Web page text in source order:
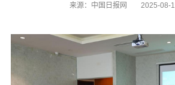
来源：中国日报网 2025-08-